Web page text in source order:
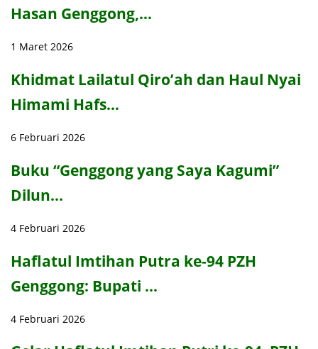
Hasan Genggong,…
1 Maret 2026
Khidmat Lailatul Qiro’ah dan Haul Nyai
Himami Hafs…
6 Februari 2026
Buku “Genggong yang Saya Kagumi”
Dilun…
4 Februari 2026
Haflatul Imtihan Putra ke-94 PZH
Genggong: Bupati …
4 Februari 2026